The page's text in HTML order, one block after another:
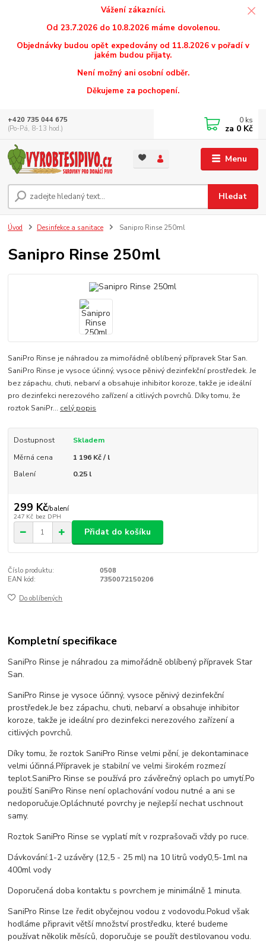
Vážení zákazníci.
Od 23.7.2026 do 10.8.2026 máme dovolenou.
Objednávky budou opět expedovány od 11.8.2026 v pořadí v
jakém budou přijaty.
Není možný ani osobní odběr.
Děkujeme za pochopení.
Menu
Hledat
+420 735 044 675
(Po-Pá, 8-13 hod.)
0 ks
za 0 Kč
Úvod Desinfekce a sanitace Sanipro Rinse 250ml
Sanipro Rinse 250ml
SaniPro Rinse je náhradou za mimořádně oblíbený přípravek Star San.
SaniPro Rinse je vysoce účinný, vysoce pěnivý dezinfekční prostředek. Je
bez zápachu, chuti, nebarví a obsahuje inhibitor koroze, takže je ideální
pro dezinfekci nerezového zařízení a citlivých povrchů. Díky tomu, že
roztok SaniPr... celý popis
Dostupnost
Skladem
Měrná cena
1 196 Kč / l
Balení
0.25 l
299 Kč/balení
247 Kč bez DPH
Přidat do košíku
Číslo produktu:
0508
EAN kód:
7350072150206
Do oblíbených
Kompletní specifikace
SaniPro Rinse je náhradou za mimořádně oblíbený přípravek Star
San.
SaniPro Rinse je vysoce účinný, vysoce pěnivý dezinfekční
prostředek.Je bez zápachu, chuti, nebarví a obsahuje inhibitor
koroze, takže je ideální pro dezinfekci nerezového zařízení a
citlivých povrchů.
Díky tomu, že roztok SaniPro Rinse velmi pění, je dekontaminace
velmi účinná.Přípravek je stabilní ve velmi širokém rozmezí
teplot.SaniPro Rinse se používá pro závěrečný oplach po umytí.Po
použití SaniPro Rinse není oplachování vodou nutné a ani se
nedoporučuje.Opláchnuté povrchy je nejlepší nechat uschnout
samy.
Roztok SaniPro Rinse se vyplatí mít v rozprašovači vždy po ruce.
Dávkování:1-2 uzávěry (12,5 - 25 ml) na 10 litrů vody0,5-1ml na
400ml vody
Doporučená doba kontaktu s povrchem je minimálně 1 minuta.
SaniPro Rinse lze ředit obyčejnou vodou z vodovodu.Pokud však
hodláme připravit větší množství prostředku, které budeme
používat několik měsíců, doporučuje se použít destilovanou vodu.